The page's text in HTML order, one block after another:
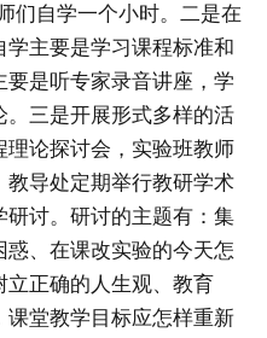
们自学一个小时。二是在
主要是学习课程标准和
是听专家录音讲座，学
三是开展形式多样的活
论探讨会，实验班教师
导处定期举行教研学术
讨。研讨的主题有：集
、在课改实验的今天怎
立正确的人生观、教育
堂教学目标应怎样重新